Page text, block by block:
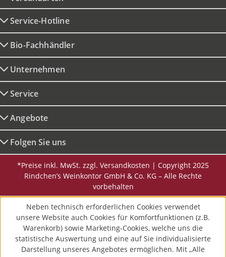
Service-Hotline
Bio-Fachhändler
Unternehmen
Service
Angebote
Folgen Sie uns
*Preise inkl. MwSt. zzgl. Versandkosten | Copyright 2025
Rindchen’s Weinkontor GmbH & Co. KG – Alle Rechte
vorbehalten
Neben technisch erforderlichen Cookies verwendet
unsere Website auch Cookies für Komfortfunktionen (z.B.
Warenkorb) sowie Marketing-Cookies, welche uns die
statistische Auswertung und eine auf Sie individualisierte
Darstellung unseres Angebotes ermöglichen. Mit „Alle